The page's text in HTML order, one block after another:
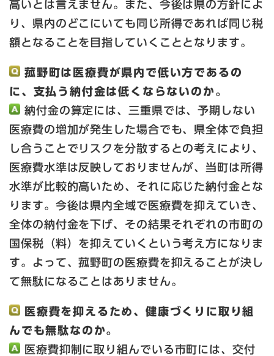
高いとは言えません。また、今後は県の方針によ
り、県内のどこにいても同じ所得であれば同じ税
額となることを目指していくこととなります。
菰野町は医療費が県内で低い方であるの
に、支払う納付金は低くならないのか。
納付金の算定には、三重県では、予期しない
医療費の増加が発生した場合でも、県全体で負担
し合うことでリスクを分散するとの考えにより、
医療費水準は反映しておりませんが、当町は所得
水準が比較的高いため、それに応じた納付金とな
ります。今後は県内全域で医療費を抑えていき、
全体の納付金を下げ、その結果それぞれの市町の
国保税（料）を抑えていくという考え方になりま
す。よって、菰野町の医療費を抑えることが決し
て無駄になることはありません。
医療費を抑えるため、健康づくりに取り組
んでも無駄なのか。
医療費抑制に取り組んでいる市町には、交付